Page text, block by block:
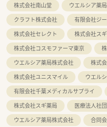
株式会社南山堂
ウエルシア薬
クラフト株式会社
有限会社ジ
株式会社セレクト
株式会社ス
株式会社コスモファーマ東京
ウエルシア薬局株式会社
株式
株式会社ユニスマイル
ウエル
有限会社千葉メディカルサプライ
株式会社スギ薬局
医療法人社
ウエルシア薬局株式会社
合同